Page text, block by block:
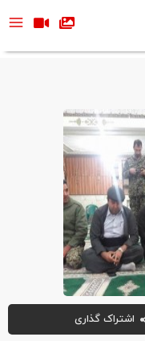
اشتراک گذاری